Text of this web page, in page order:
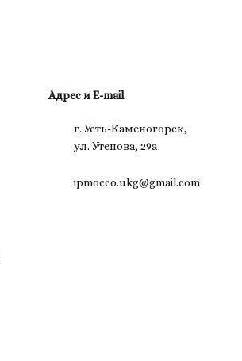
Адрес и E-mail
г. Усть-Каменогорск,
ул. Утепова, 29а
ipmocco.ukg@gmail.com